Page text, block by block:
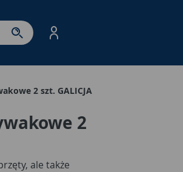
produktów. Spacja – otwórz/
2 szt. GALICJA
2
ale także